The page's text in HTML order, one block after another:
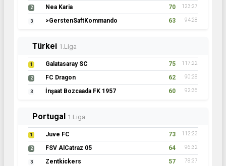
2 Nea Karia 70 123:27
3 >GerstenSaftKommando 63 94:28
Türkei 1.Liga
1 Galatasaray SC 75 117:22
2 FC Dragon 62 90:28
3 İnşaat Bozcaada FK 1957 60 92:36
Portugal 1.Liga
1 Juve FC 73 112:23
2 FSV AlCatraz 05 64 96:32
3 Zentkickers 57 78:37